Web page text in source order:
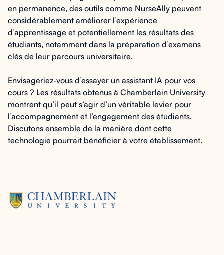
en permanence, des outils comme NurseAlly peuvent
considérablement améliorer l’expérience
d’apprentissage et potentiellement les résultats des
étudiants, notamment dans la préparation d’examens
clés de leur parcours universitaire.
Envisageriez-vous d’essayer un assistant IA pour vos
cours ? Les résultats obtenus à Chamberlain University
montrent qu’il peut s’agir d’un véritable levier pour
l’accompagnement et l’engagement des étudiants.
Discutons ensemble de la manière dont cette
technologie pourrait bénéficier à votre établissement.